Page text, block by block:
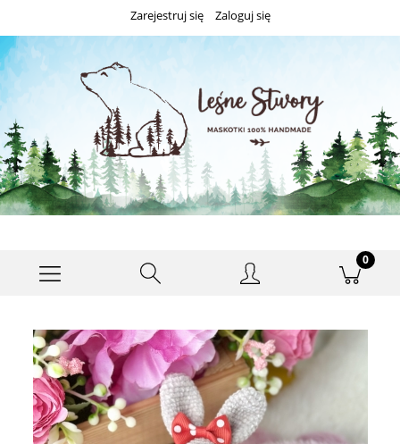
Zarejestruj się Zaloguj się